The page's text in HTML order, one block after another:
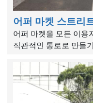
어퍼 마켓 스트리
어퍼 마켓을 모든 이용
직관적인 통로로 만들기